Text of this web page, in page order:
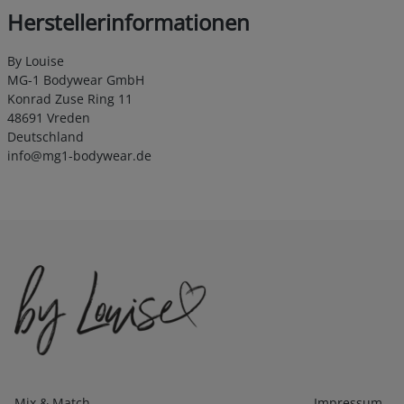
Herstellerinformationen
By Louise
MG-1 Bodywear GmbH
Konrad Zuse Ring 11
48691 Vreden
Deutschland
info@mg1-bodywear.de
Kategorien Infos 1